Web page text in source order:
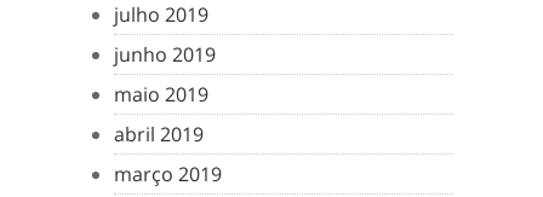
julho 2019
junho 2019
maio 2019
abril 2019
março 2019